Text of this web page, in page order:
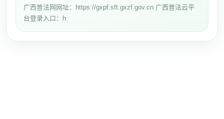
广西普法网网址：https://gxpf.sft.gxzf.gov.cn 广西普法云平
台登录入口：h